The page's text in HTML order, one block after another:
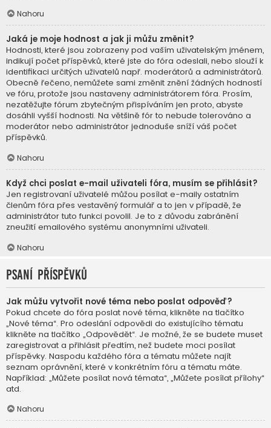
Nahoru
Jaká je moje hodnost a jak ji můžu změnit?
Hodnosti, které jsou zobrazeny pod vaším uživatelským jménem,
indikují počet příspěvků, které jste do fóra odeslali, nebo slouží k
identifikaci určitých uživatelů např. moderátorů a administrátorů.
Obecně řečeno, nemůžete sami změnit znění žádných hodností
ve fóru, protože jsou nastaveny administrátorem fóra. Prosím,
nezatěžujte fórum zbytečným přispíváním jen proto, abyste
dosáhli vyšší hodnosti. Na většině fór to nebude tolerováno a
moderátor nebo administrátor jednoduše sníží váš počet
příspěvků.
Nahoru
Když chci poslat e-mail uživateli fóra, musím se přihlásit?
Jen registrovaní uživatelé můžou posílat e-maily ostatním
členům fóra přes vestavěný formulář a to jen v případě, že
administrátor tuto funkci povolil. Je to z důvodu zabránění
zneužití emailového systému anonymními uživateli.
Nahoru
Psaní příspěvků
Jak můžu vytvořit nové téma nebo poslat odpověď?
Pokud chcete do fóra poslat nové téma, klikněte na tlačítko
„Nové téma“. Pro odeslání odpovědi do existujícího tématu
klikněte na tlačítko „Odpovědět“. Je možné, že se budete muset
zaregistrovat a přihlásit předtím, než budete moci posílat
příspěvky. Naspodu každého fóra a tématu můžete najít
seznam oprávnění, které v konkrétním fóru a tématu máte.
Například: „Můžete posílat nová témata“, „Můžete posílat přílohy“
atd.
Nahoru